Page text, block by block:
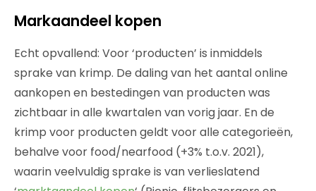
Markaandeel kopen
Echt opvallend: Voor ‘producten’ is inmiddels
sprake van krimp. De daling van het aantal online
aankopen en bestedingen van producten was
zichtbaar in alle kwartalen van vorig jaar. En de
krimp voor producten geldt voor alle categorieën,
behalve voor food/nearfood (+3% t.o.v. 2021),
waarin veelvuldig sprake is van verlieslatend